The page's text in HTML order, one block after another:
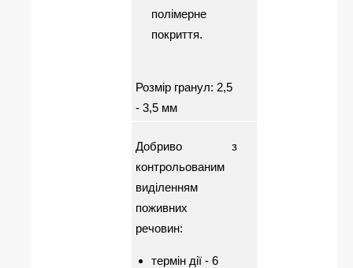
полімерне
покриття.
Розмір гранул: 2,5
- 3,5 мм
Добриво з
контрольованим
виділенням
поживних
речовин:
термін дії - 6